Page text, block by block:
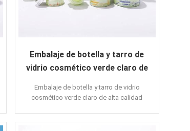
Embalaje de botella y tarro de
vidrio cosmético verde claro de
Embalaje de botella y tarro de vidrio
cosmético verde claro de alta calidad
hombro inclinado